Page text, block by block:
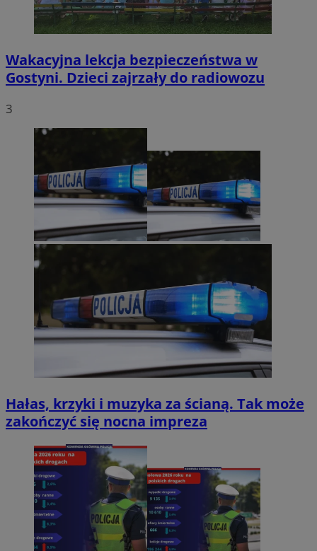
Wakacyjna lekcja bezpieczeństwa w
Gostyni. Dzieci zajrzały do radiowozu
3
Hałas, krzyki i muzyka za ścianą. Tak może
zakończyć się nocna impreza